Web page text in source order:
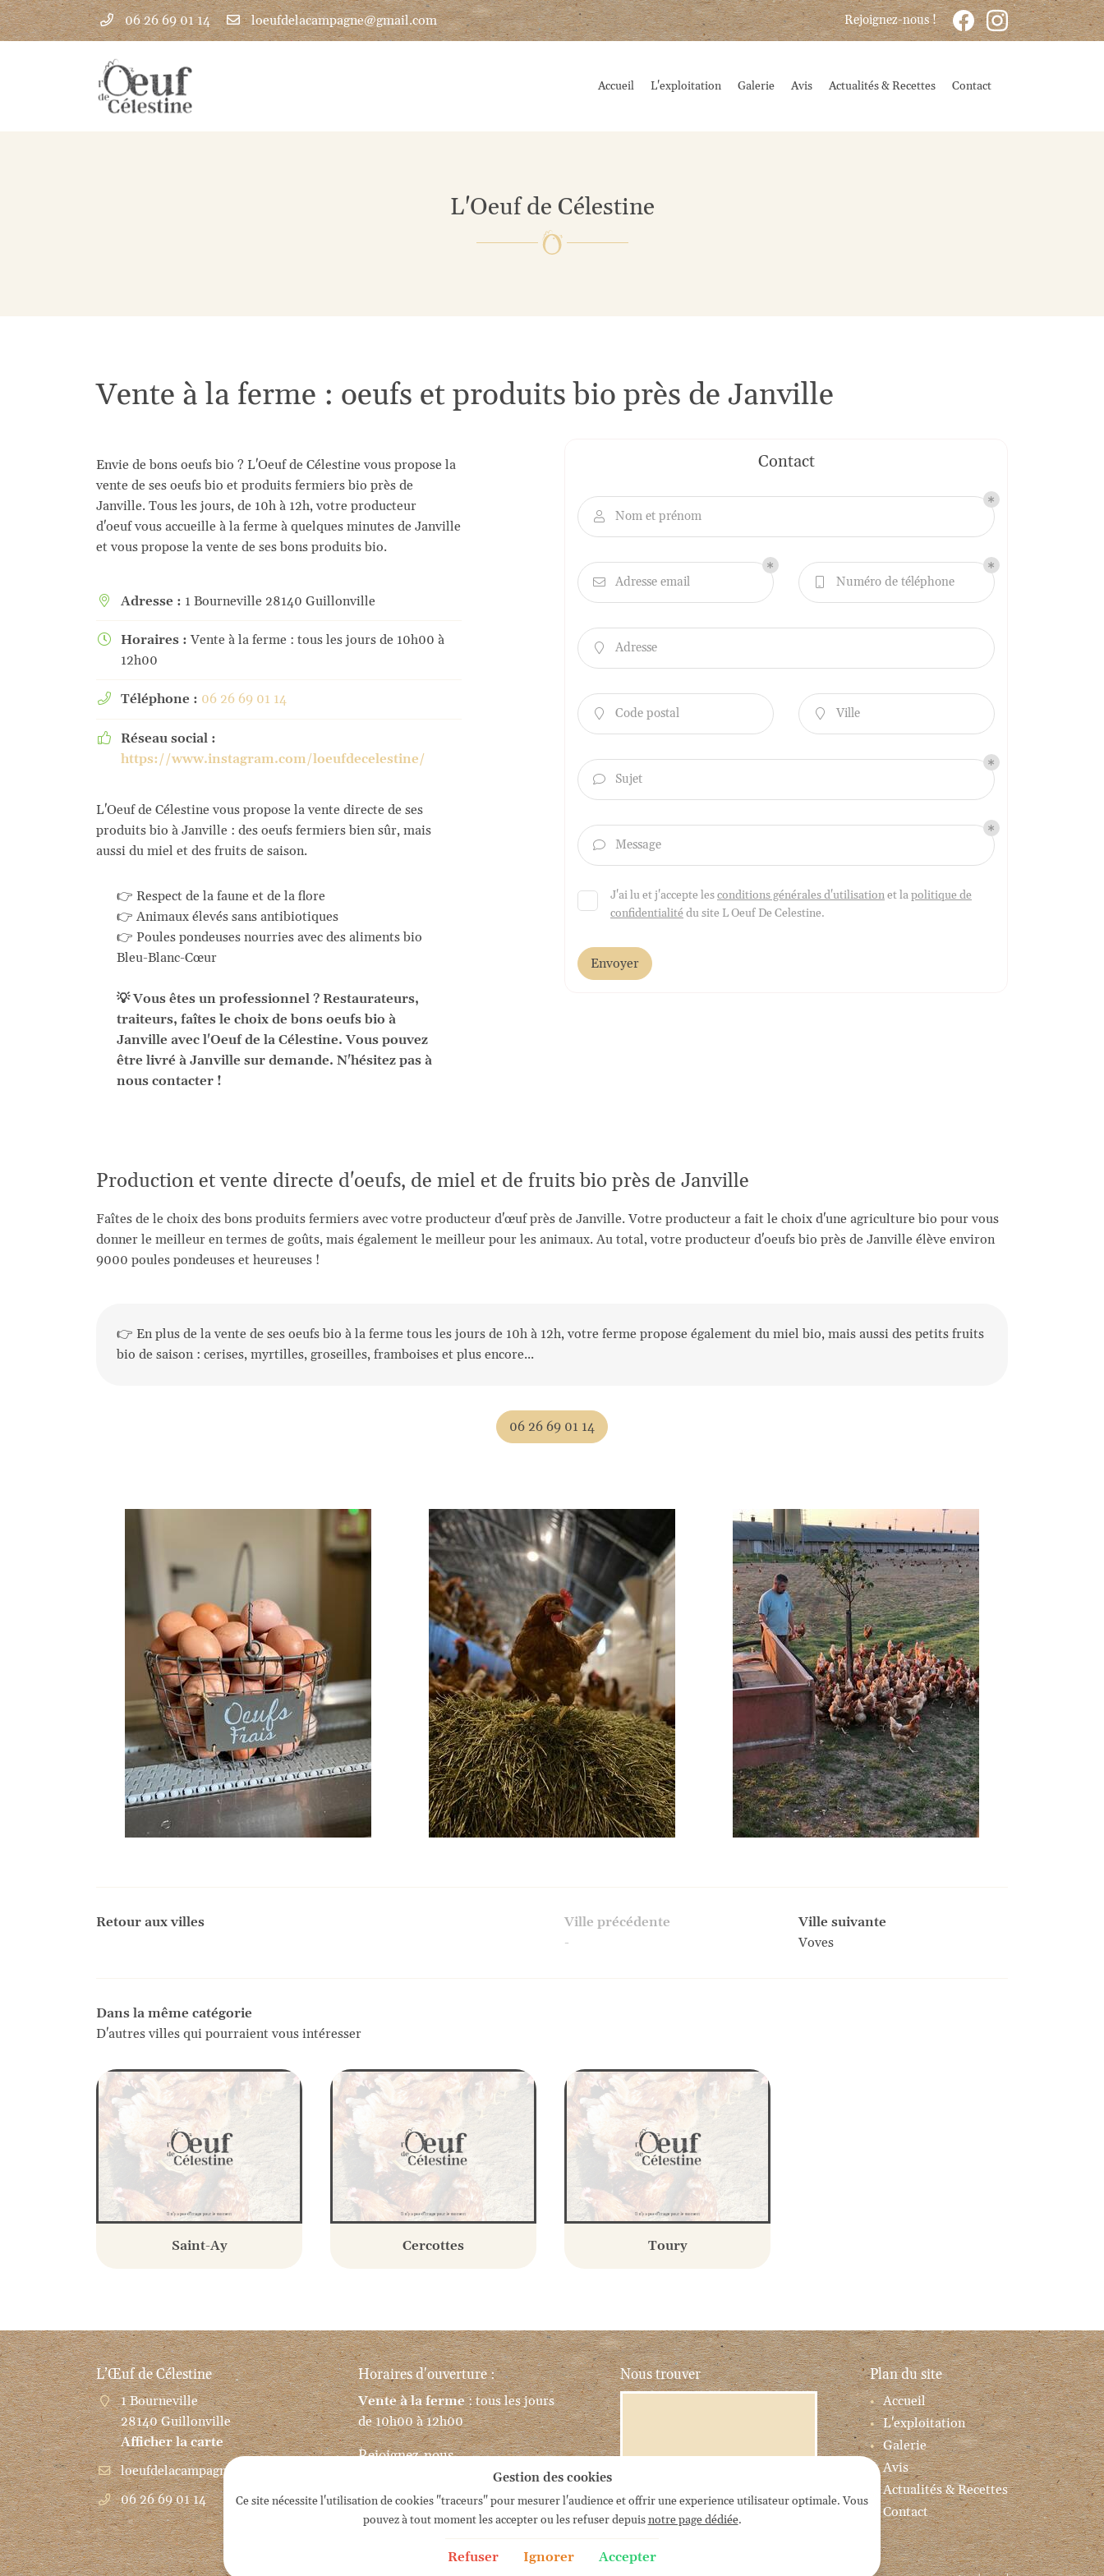
06 26 69 01 14 Rejoignez-nous !
Accueil L'exploitation Galerie Avis Actualités & Recettes Contact
1 Bourneville
28140 Guillonville
06 26 69 01 14
le formulaire de désinscription.
L'Oeuf de Célestine
Vente à la ferme : oeufs et produits bio près de Janville
Envie de bons oeufs bio ? L'Oeuf de Célestine vous propose la
vente de ses oeufs bio et produits fermiers bio près de
Janville. Tous les jours, de 10h à 12h, votre producteur
d'oeuf vous accueille à la ferme à quelques minutes de Janville
et vous propose la vente de ses bons produits bio.
 Adresse : 1 Bourneville 28140 Guillonville
 Horaires : Vente à la ferme : tous les jours de 10h00 à
12h00
 Téléphone : 06 26 69 01 14

Réseau social :
https://www.instagram.com/loeufdecelestine/
L'Oeuf de Célestine vous propose la vente directe de ses
produits bio à Janville : des oeufs fermiers bien sûr, mais
aussi du miel et des fruits de saison.
👉 Respect de la faune et de la flore
👉 Animaux élevés sans antibiotiques
👉 Poules pondeuses nourries avec des aliments bio
Bleu-Blanc-Cœur
💡 Vous êtes un professionnel ? Restaurateurs,
traiteurs, faîtes le choix de bons oeufs bio à
Janville avec l'Oeuf de la Célestine. Vous pouvez
être livré à Janville sur demande. N'hésitez pas à
nous contacter !
Contact
 Nom et prénom
 Adresse email Numéro de téléphone
 Adresse
 Code postal  Ville
 Sujet
 Message
J'ai lu et j'accepte lesconditions générales d'utilisationet lapolitique de
confidentialitédu site L Oeuf De Celestine.
Envoyer
Production et vente directe d'oeufs, de miel et de fruits bio près de Janville
Faîtes de le choix des bons produits fermiers avec votre producteur d'œuf près de Janville. Votre producteur a fait le choix d'une agriculture bio pour vous
donner le meilleur en termes de goûts, mais également le meilleur pour les animaux. Au total, votre producteur d'oeufs bio près de Janville élève environ
9000 poules pondeuses et heureuses !
👉 En plus de la vente de ses oeufs bio à la ferme tous les jours de 10h à 12h, votre ferme propose également du miel bio, mais aussi des petits fruits
bio de saison : cerises, myrtilles, groseilles, framboises et plus encore...
06 26 69 01 14
Retour aux villes
Ville précédente
-
Ville suivante
Voves
Dans la même catégorie
D'autres villes qui pourraient vous intéresser
Saint-Ay Cercottes Toury
L’Œuf de Célestine
1 Bourneville
28140 Guillonville
Afficher la carte
06 26 69 01 14
Horaires d'ouverture :
Vente à la ferme : tous les jours
de 10h00 à 12h00
Rejoignez-nous
Nous trouver Plan du site
Accueil
L'exploitation
Galerie
Avis
Actualités & Recettes
Contact
Gestion des cookies
Ce site nécessite l'utilisation de cookies "traceurs" pour mesurer l'audience et offrir une experience utilisateur optimale. Vous
pouvez à tout moment les accepter ou les refuser depuisnotre page dédiée.
Refuser Ignorer Accepter